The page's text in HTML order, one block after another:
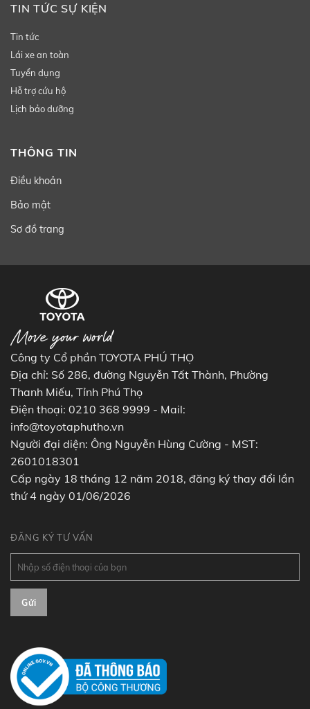
TIN TỨC SỰ KIỆN
Tin tức
Lái xe an toàn
Tuyển dụng
Hỗ trợ cứu hộ
Lịch bảo dưỡng
THÔNG TIN
Điều khoản
Bảo mật
Sơ đồ trang
Công ty Cổ phần TOYOTA PHÚ THỌ
Địa chỉ: Số 286, đường Nguyễn Tất Thành, Phường
Thanh Miếu, Tỉnh Phú Thọ
Điện thoại: 0210 368 9999 - Mail:
info@toyotaphutho.vn
Người đại diện: Ông Nguyễn Hùng Cường - MST:
2601018301
Cấp ngày 18 tháng 12 năm 2018, đăng ký thay đổi lần
thứ 4 ngày 01/06/2026
ĐĂNG KÝ TƯ VẤN